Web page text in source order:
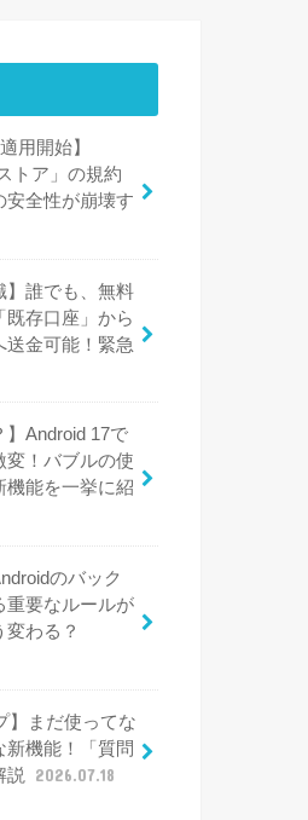
用開始】
トア」の規約
安全性が崩壊す
】誰でも、無料
既存口座」から
送金可能！緊急
】Android 17で
変！バブルの使
機能を一挙に紹
のバック
重要なルールが
わる？
】まだ使ってな
新機能！「質問
説
2026.07.18